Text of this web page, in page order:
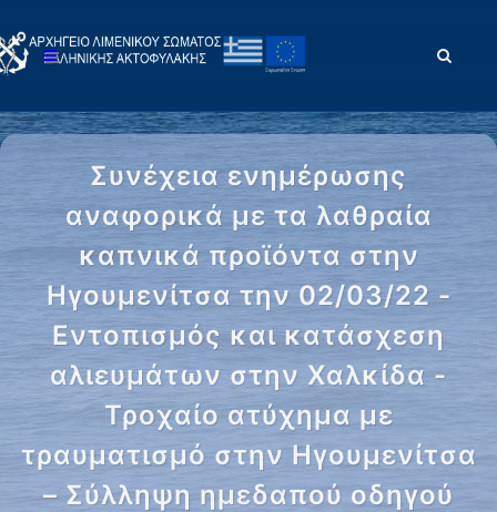
Συνέχεια ενημέρωσης
αναφορικά με τα λαθραία
καπνικά προϊόντα στην
Ηγουμενίτσα την 02/03/22 -
Εντοπισμός και κατάσχεση
αλιευμάτων στην Χαλκίδα -
Τροχαίο ατύχημα με
τραυματισμό στην Ηγουμενίτσα
– Σύλληψη ημεδαπού οδηγού